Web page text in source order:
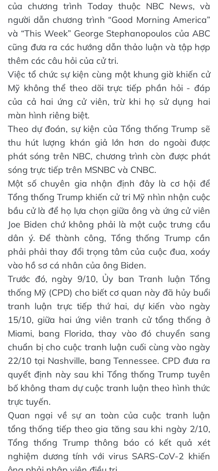
của chương trình Today thuộc NBC News, và
người dẫn chương trình “Good Morning America”
và “This Week” George Stephanopoulos của ABC
cũng đưa ra các hướng dẫn thảo luận và tập hợp
thêm các câu hỏi của cử tri.
Việc tổ chức sự kiện cùng một khung giờ khiến cử
Mỹ không thể theo dõi trực tiếp phần hỏi - đáp
của cả hai ứng cử viên, trừ khi họ sử dụng hai
màn hình riêng biệt.
Theo dự đoán, sự kiện của Tổng thống Trump sẽ
thu hút lượng khán giả lớn hơn do ngoài được
phát sóng trên NBC, chương trình còn được phát
sóng trực tiếp trên MSNBC và CNBC.
Một số chuyên gia nhận định đây là cơ hội để
Tổng thống Trump khiến cử tri Mỹ nhìn nhận cuộc
bầu cử là để họ lựa chọn giữa ông và ứng cử viên
Joe Biden chứ không phải là một cuộc trưng cầu
dân ý. Để thành công, Tổng thống Trump cần
phải phải thay đổi trọng tâm của cuộc đua, xoáy
vào hồ sơ cá nhân của ông Biden.
Trước đó, ngày 9/10, Ủy ban Tranh luận Tổng
thống Mỹ (CPD) cho biết cơ quan này đã hủy buổi
tranh luận trực tiếp thứ hai, dự kiến vào ngày
15/10, giữa hai ứng viên tranh cử tổng thống ở
Miami, bang Florida, thay vào đó chuyển sang
chuẩn bị cho cuộc tranh luận cuối cùng vào ngày
22/10 tại Nashville, bang Tennessee. CPD đưa ra
quyết định này sau khi Tổng thống Trump tuyên
bố không tham dự cuộc tranh luận theo hình thức
trực tuyến.
Quan ngại về sự an toàn của cuộc tranh luận
tổng thống tiếp theo gia tăng sau khi ngày 2/10,
Tổng thống Trump thông báo có kết quả xét
nghiệm dương tính với virus SARS-CoV-2 khiến